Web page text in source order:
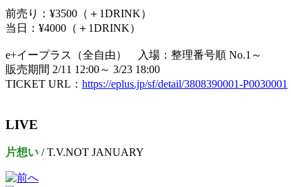
前売り：¥3500（＋1DRINK）
当日：¥4000（＋1DRINK）
e+イープラス（全自由） 入場：整理番号順 No.1～
販売期間 2/11 12:00～ 3/23 18:00
TICKET URL： https://eplus.jp/sf/detail/3808390001-P0030001
LIVE
片想い / T.V.NOT JANUARY